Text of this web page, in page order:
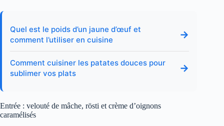
Quel est le poids d’un jaune d’œuf et
comment l’utiliser en cuisine
→
Comment cuisiner les patates douces pour
sublimer vos plats
→
Entrée : velouté de mâche, rösti et crème d’oignons
caramélisés